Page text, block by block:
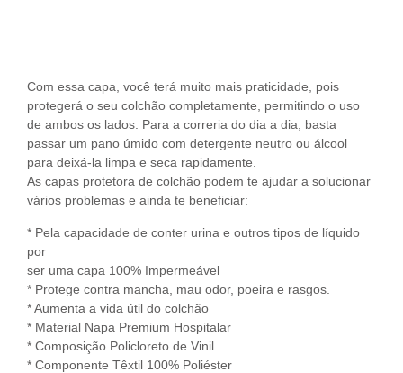
Com essa capa, você terá muito mais praticidade, pois
protegerá o seu colchão completamente, permitindo o uso
de ambos os lados. Para a correria do dia a dia, basta
passar um pano úmido com detergente neutro ou álcool
para deixá-la limpa e seca rapidamente.
As capas protetora de colchão podem te ajudar a solucionar
vários problemas e ainda te beneficiar:
* Pela capacidade de conter urina e outros tipos de líquido
por
ser uma capa 100% Impermeável
* Protege contra mancha, mau odor, poeira e rasgos.
* Aumenta a vida útil do colchão
* Material Napa Premium Hospitalar
* Composição Policloreto de Vinil
* Componente Têxtil 100% Poliéster